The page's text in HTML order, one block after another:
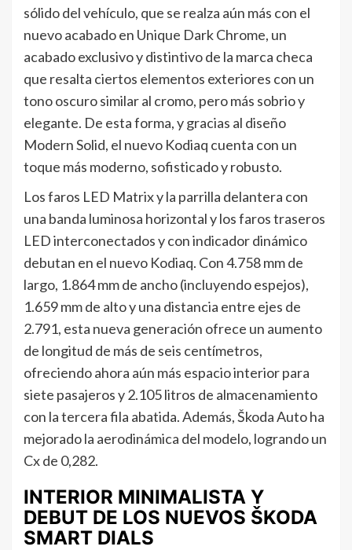
sólido del vehículo, que se realza aún más con el
nuevo acabado en Unique Dark Chrome, un
acabado exclusivo y distintivo de la marca checa
que resalta ciertos elementos exteriores con un
tono oscuro similar al cromo, pero más sobrio y
elegante. De esta forma, y gracias al diseño
Modern Solid, el nuevo Kodiaq cuenta con un
toque más moderno, sofisticado y robusto.
Los faros LED Matrix y la parrilla delantera con
una banda luminosa horizontal y los faros traseros
LED interconectados y con indicador dinámico
debutan en el nuevo Kodiaq. Con 4.758 mm de
largo, 1.864 mm de ancho (incluyendo espejos),
1.659 mm de alto y una distancia entre ejes de
2.791, esta nueva generación ofrece un aumento
de longitud de más de seis centímetros,
ofreciendo ahora aún más espacio interior para
siete pasajeros y 2.105 litros de almacenamiento
con la tercera fila abatida. Además, Škoda Auto ha
mejorado la aerodinámica del modelo, logrando un
Cx de 0,282.
INTERIOR MINIMALISTA Y
DEBUT DE LOS NUEVOS ŠKODA
SMART DIALS